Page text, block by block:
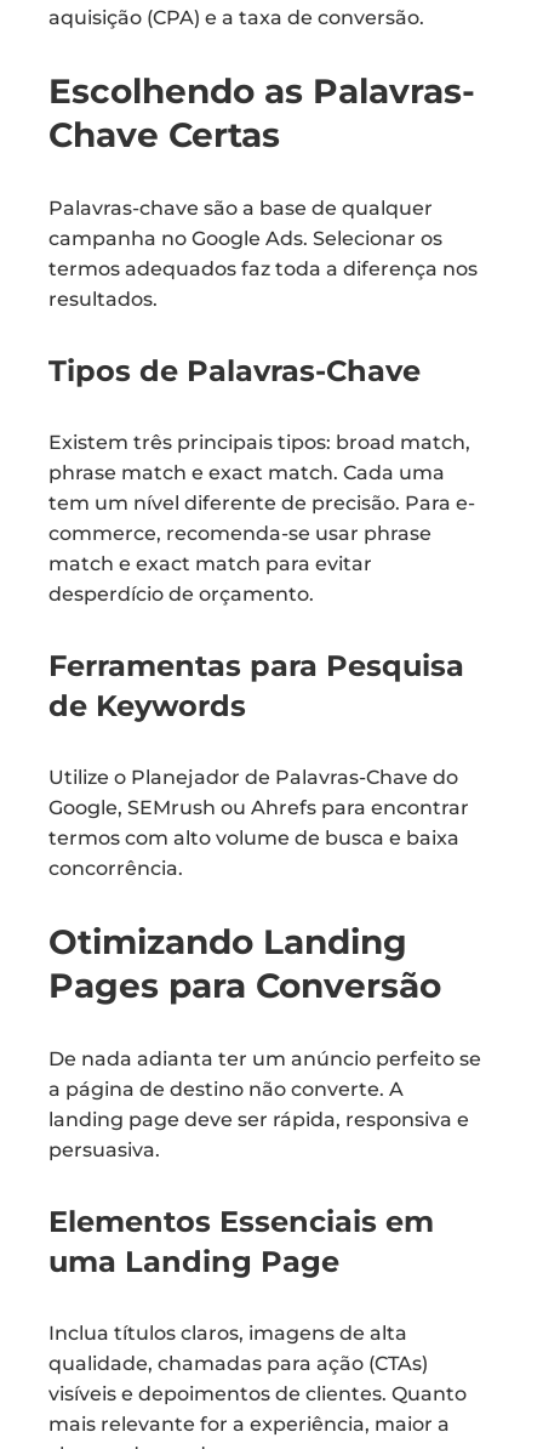
aquisição (CPA) e a taxa de conversão.
Escolhendo as Palavras-
Chave Certas
Palavras-chave são a base de qualquer
campanha no Google Ads. Selecionar os
termos adequados faz toda a diferença nos
resultados.
Tipos de Palavras-Chave
Existem três principais tipos: broad match,
phrase match e exact match. Cada uma
tem um nível diferente de precisão. Para e-
commerce, recomenda-se usar phrase
match e exact match para evitar
desperdício de orçamento.
Ferramentas para Pesquisa
de Keywords
Utilize o Planejador de Palavras-Chave do
Google, SEMrush ou Ahrefs para encontrar
termos com alto volume de busca e baixa
concorrência.
Otimizando Landing
Pages para Conversão
De nada adianta ter um anúncio perfeito se
a página de destino não converte. A
landing page deve ser rápida, responsiva e
persuasiva.
Elementos Essenciais em
uma Landing Page
Inclua títulos claros, imagens de alta
qualidade, chamadas para ação (CTAs)
visíveis e depoimentos de clientes. Quanto
mais relevante for a experiência, maior a